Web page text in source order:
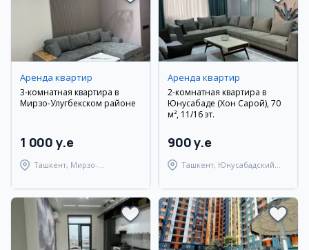
Аренда квартир
3-комнатная квартира в
Мирзо-Улугбекском районе
1 000 y.e
Ташкент, Мирзо-
Аренда квартир
2-комнатная квартира в
Юнусабаде (Хон Сарой), 70
м², 11/16 эт.
900 y.e
Ташкент, Юнусабадский